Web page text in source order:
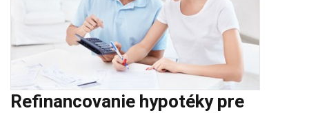
Refinancovanie hypotéky pre